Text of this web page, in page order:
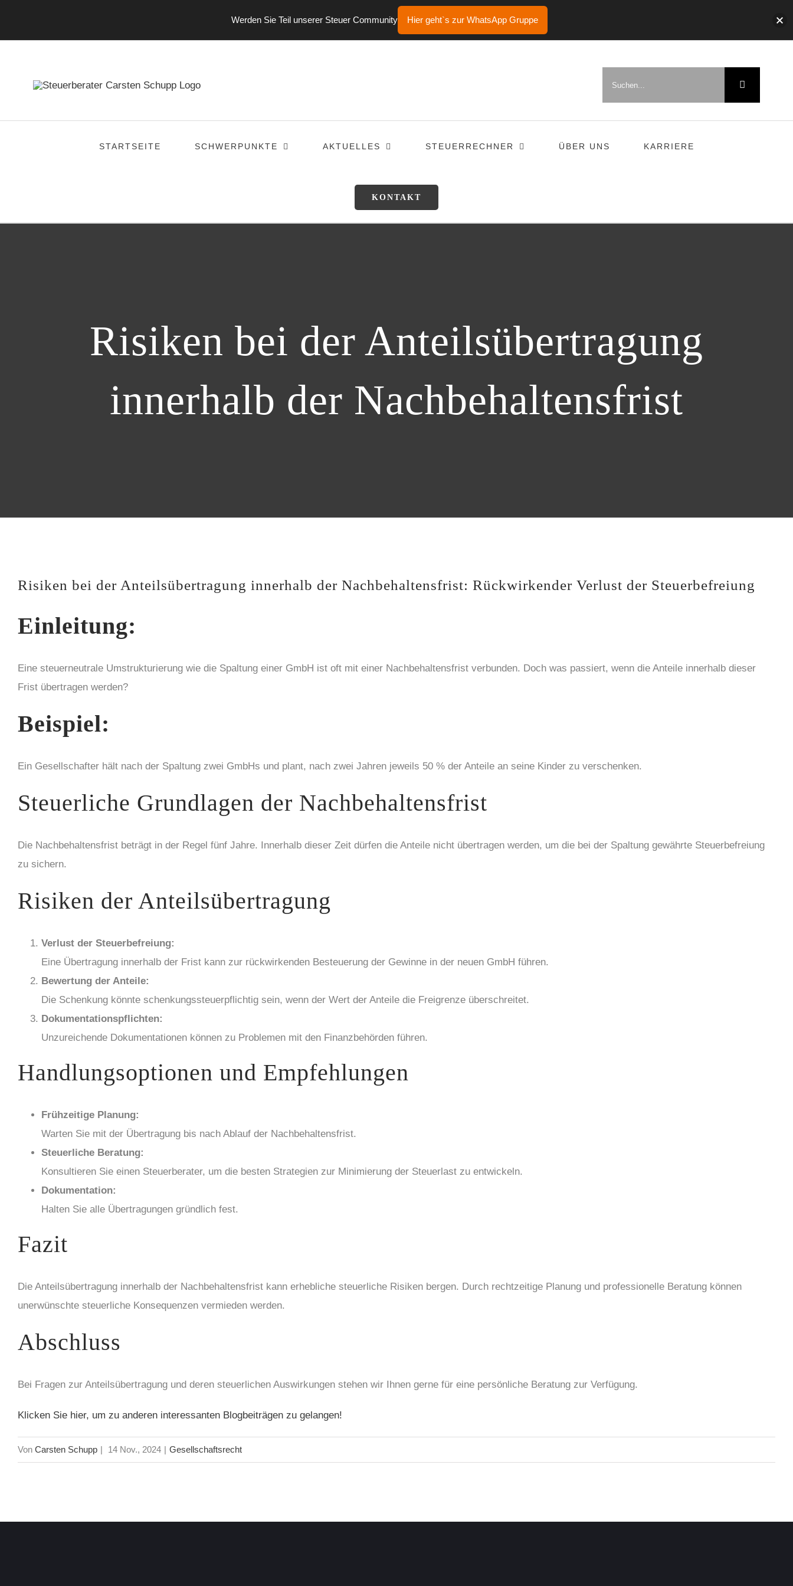
springen
STARTSEITE SCHWERPUNKTE AKTUELLES STEUERRECHNER ÜBER UNS KARRIERE
KONTAKT
Risiken bei der Anteilsübertragung
innerhalb der Nachbehaltensfrist
Risiken bei der Anteilsübertragung innerhalb der Nachbehaltensfrist: Rückwirkender Verlust der Steuerbefreiung
Einleitung:
Eine steuerneutrale Umstrukturierung wie die Spaltung einer GmbH ist oft mit einer Nachbehaltensfrist verbunden. Doch was passiert, wenn die Anteile innerhalb dieser
Frist übertragen werden?
Beispiel:
Ein Gesellschafter hält nach der Spaltung zwei GmbHs und plant, nach zwei Jahren jeweils 50 % der Anteile an seine Kinder zu verschenken.
Steuerliche Grundlagen der Nachbehaltensfrist
Die Nachbehaltensfrist beträgt in der Regel fünf Jahre. Innerhalb dieser Zeit dürfen die Anteile nicht übertragen werden, um die bei der Spaltung gewährte Steuerbefreiung
zu sichern.
Risiken der Anteilsübertragung
Verlust der Steuerbefreiung:
Eine Übertragung innerhalb der Frist kann zur rückwirkenden Besteuerung der Gewinne in der neuen GmbH führen.
Bewertung der Anteile:
Die Schenkung könnte schenkungssteuerpflichtig sein, wenn der Wert der Anteile die Freigrenze überschreitet.
Dokumentationspflichten:
Unzureichende Dokumentationen können zu Problemen mit den Finanzbehörden führen.
Handlungsoptionen und Empfehlungen
Frühzeitige Planung:
Warten Sie mit der Übertragung bis nach Ablauf der Nachbehaltensfrist.
Steuerliche Beratung:
Konsultieren Sie einen Steuerberater, um die besten Strategien zur Minimierung der Steuerlast zu entwickeln.
Dokumentation:
Halten Sie alle Übertragungen gründlich fest.
Fazit
Die Anteilsübertragung innerhalb der Nachbehaltensfrist kann erhebliche steuerliche Risiken bergen. Durch rechtzeitige Planung und professionelle Beratung können
unerwünschte steuerliche Konsequenzen vermieden werden.
Abschluss
Bei Fragen zur Anteilsübertragung und deren steuerlichen Auswirkungen stehen wir Ihnen gerne für eine persönliche Beratung zur Verfügung.
Klicken Sie hier, um zu anderen interessanten Blogbeiträgen zu gelangen!
Von Carsten Schupp | 14 Nov., 2024 | Gesellschaftsrecht
Werden Sie Teil unserer Steuer Community Hier geht`s zur WhatsApp Gruppe